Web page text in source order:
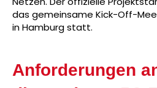
das gemeinsame Kick-Off-
in Hamburg statt.
Anforderungen